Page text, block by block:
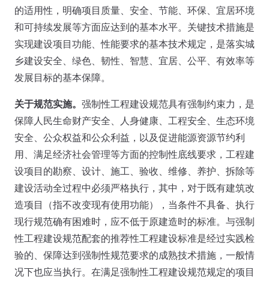
的适用性，明确项目质量、安全、节能、环保、宜居环境
和可持续发展等方面应达到的基本水平。关键技术措施是
实现建设项目功能、性能要求的基本技术规定，是落实城
乡建设安全、绿色、韧性、智慧、宜居、公平、有效率等
发展目标的基本保障。
关于规范实施。 强制性工程建设规范具有强制约束力，是
保障人民生命财产安全、人身健康、工程安全、生态环境
安全、公众权益和公众利益，以及促进能源资源节约利
用、满足经济社会管理等方面的控制性底线要求，工程建
设项目的勘察、设计、施工、验收、维修、养护、拆除等
建设活动全过程中必须严格执行，其中，对于既有建筑改
造项目（指不改变现有使用功能），当条件不具备、执行
现行规范确有困难时，应不低于原建造时的标准。与强制
性工程建设规范配套的推荐性工程建设标准是经过实践检
验的、保障达到强制性规范要求的成熟技术措施，一般情
况下也应当执行。在满足强制性工程建设规范规定的项目